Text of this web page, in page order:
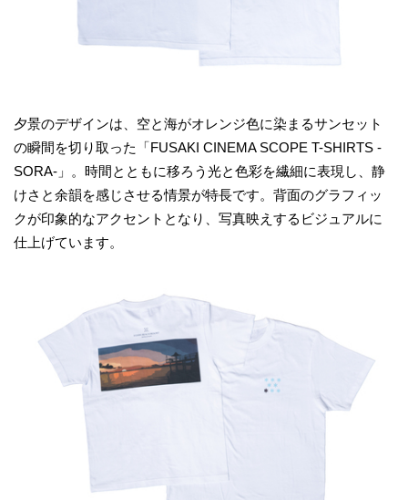
夕景のデザインは、空と海がオレンジ色に染まるサンセット
の瞬間を切り取った「FUSAKI CINEMA SCOPE T-SHIRTS -
SORA-」。時間とともに移ろう光と色彩を繊細に表現し、静
けさと余韻を感じさせる情景が特長です。背面のグラフィッ
クが印象的なアクセントとなり、写真映えするビジュアルに
仕上げています。